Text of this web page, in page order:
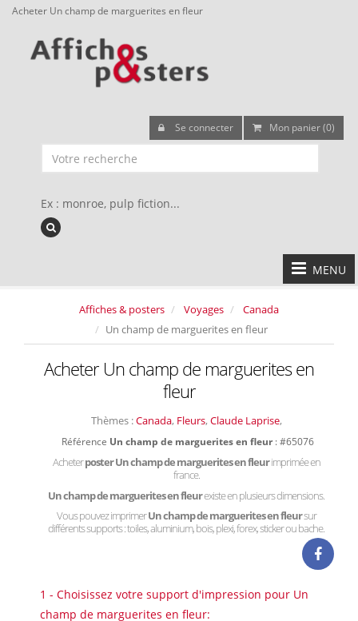
Acheter Un champ de marguerites en fleur
Se connecter Mon panier (0)
Ex : monroe, pulp fiction...
MENU
Affiches & posters Voyages
Canada
Un champ de marguerites en fleur
Acheter Un champ de marguerites en
fleur
Thèmes :Canada, Fleurs, Claude Laprise,
Référence Un champ de marguerites en fleur: #65076
Acheterposter Un champ de marguerites en fleurimprimée en
france.
Un champ de marguerites en fleurexiste en plusieurs dimensions.
Vous pouvez imprimerUn champ de marguerites en fleursur
différents supports : toiles, aluminium, bois, plexi, forex, sticker ou bache.
1 - Choisissez votre support d'impression pour Un
champ de marguerites en fleur: